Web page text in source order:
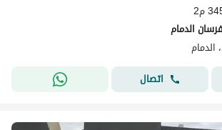
م2
الدمام
اتصال